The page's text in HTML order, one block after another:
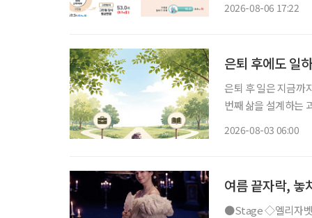
2026-08-06 17:22
은퇴 후에도 일
은퇴 후 일은 지금까
번째 삶을 설계하는 과정이다. 은퇴를 앞뒀거나 회사를 나온 뒤
2026-08-03 06:00
여름 끝자락, 놓
●Stage ◇엘리자벳 일정 8월 16일 ~ 11월 15일 장소 블루스퀘어 우리은행홀 연출 로버트